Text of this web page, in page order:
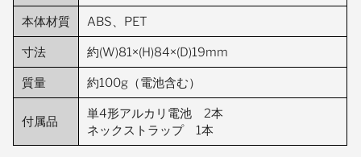
本体材質
ABS、PET
寸法
約(W)81×(H)84×(D)19mm
質量
約100g（電池含む）
付属品
単4形アルカリ電池 2本
ネックストラップ 1本